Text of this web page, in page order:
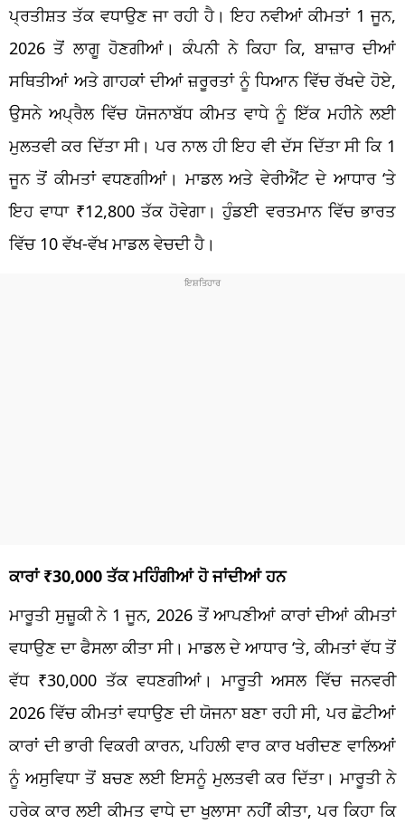
ਪ੍ਰਤੀਸ਼ਤ ਤੱਕ ਵਧਾਉਣ ਜਾ ਰਹੀ ਹੈ। ਇਹ ਨਵੀਆਂ ਕੀਮਤਾਂ 1 ਜੂਨ,
2026 ਤੋਂ ਲਾਗੂ ਹੋਣਗੀਆਂ। ਕੰਪਨੀ ਨੇ ਕਿਹਾ ਕਿ, ਬਾਜ਼ਾਰ ਦੀਆਂ
ਸਥਿਤੀਆਂ ਅਤੇ ਗਾਹਕਾਂ ਦੀਆਂ ਜ਼ਰੂਰਤਾਂ ਨੂੰ ਧਿਆਨ ਵਿੱਚ ਰੱਖਦੇ ਹੋਏ,
ਉਸਨੇ ਅਪ੍ਰੈਲ ਵਿੱਚ ਯੋਜਨਾਬੱਧ ਕੀਮਤ ਵਾਧੇ ਨੂੰ ਇੱਕ ਮਹੀਨੇ ਲਈ
ਮੁਲਤਵੀ ਕਰ ਦਿੱਤਾ ਸੀ। ਪਰ ਨਾਲ ਹੀ ਇਹ ਵੀ ਦੱਸ ਦਿੱਤਾ ਸੀ ਕਿ 1
ਜੂਨ ਤੋਂ ਕੀਮਤਾਂ ਵਧਣਗੀਆਂ। ਮਾਡਲ ਅਤੇ ਵੇਰੀਐਂਟ ਦੇ ਆਧਾਰ ‘ਤੇ
ਇਹ ਵਾਧਾ ₹12,800 ਤੱਕ ਹੋਵੇਗਾ। ਹੁੰਡਈ ਵਰਤਮਾਨ ਵਿੱਚ ਭਾਰਤ
ਵਿੱਚ 10 ਵੱਖ-ਵੱਖ ਮਾਡਲ ਵੇਚਦੀ ਹੈ।
ਕਾਰਾਂ ₹30,000 ਤੱਕ ਮਹਿੰਗੀਆਂ ਹੋ ਜਾਂਦੀਆਂ ਹਨ
ਮਾਰੂਤੀ ਸੁਜ਼ੂਕੀ ਨੇ 1 ਜੂਨ, 2026 ਤੋਂ ਆਪਣੀਆਂ ਕਾਰਾਂ ਦੀਆਂ ਕੀਮਤਾਂ
ਵਧਾਉਣ ਦਾ ਫੈਸਲਾ ਕੀਤਾ ਸੀ। ਮਾਡਲ ਦੇ ਆਧਾਰ ‘ਤੇ, ਕੀਮਤਾਂ ਵੱਧ ਤੋਂ
ਵੱਧ ₹30,000 ਤੱਕ ਵਧਣਗੀਆਂ। ਮਾਰੂਤੀ ਅਸਲ ਵਿੱਚ ਜਨਵਰੀ
2026 ਵਿੱਚ ਕੀਮਤਾਂ ਵਧਾਉਣ ਦੀ ਯੋਜਨਾ ਬਣਾ ਰਹੀ ਸੀ, ਪਰ ਛੋਟੀਆਂ
ਕਾਰਾਂ ਦੀ ਭਾਰੀ ਵਿਕਰੀ ਕਾਰਨ, ਪਹਿਲੀ ਵਾਰ ਕਾਰ ਖਰੀਦਣ ਵਾਲਿਆਂ
ਨੂੰ ਅਸੁਵਿਧਾ ਤੋਂ ਬਚਣ ਲਈ ਇਸਨੂੰ ਮੁਲਤਵੀ ਕਰ ਦਿੱਤਾ। ਮਾਰੂਤੀ ਨੇ
ਹਰੇਕ ਕਾਰ ਲਈ ਕੀਮਤ ਵਾਧੇ ਦਾ ਖੁਲਾਸਾ ਨਹੀਂ ਕੀਤਾ, ਪਰ ਕਿਹਾ ਕਿ